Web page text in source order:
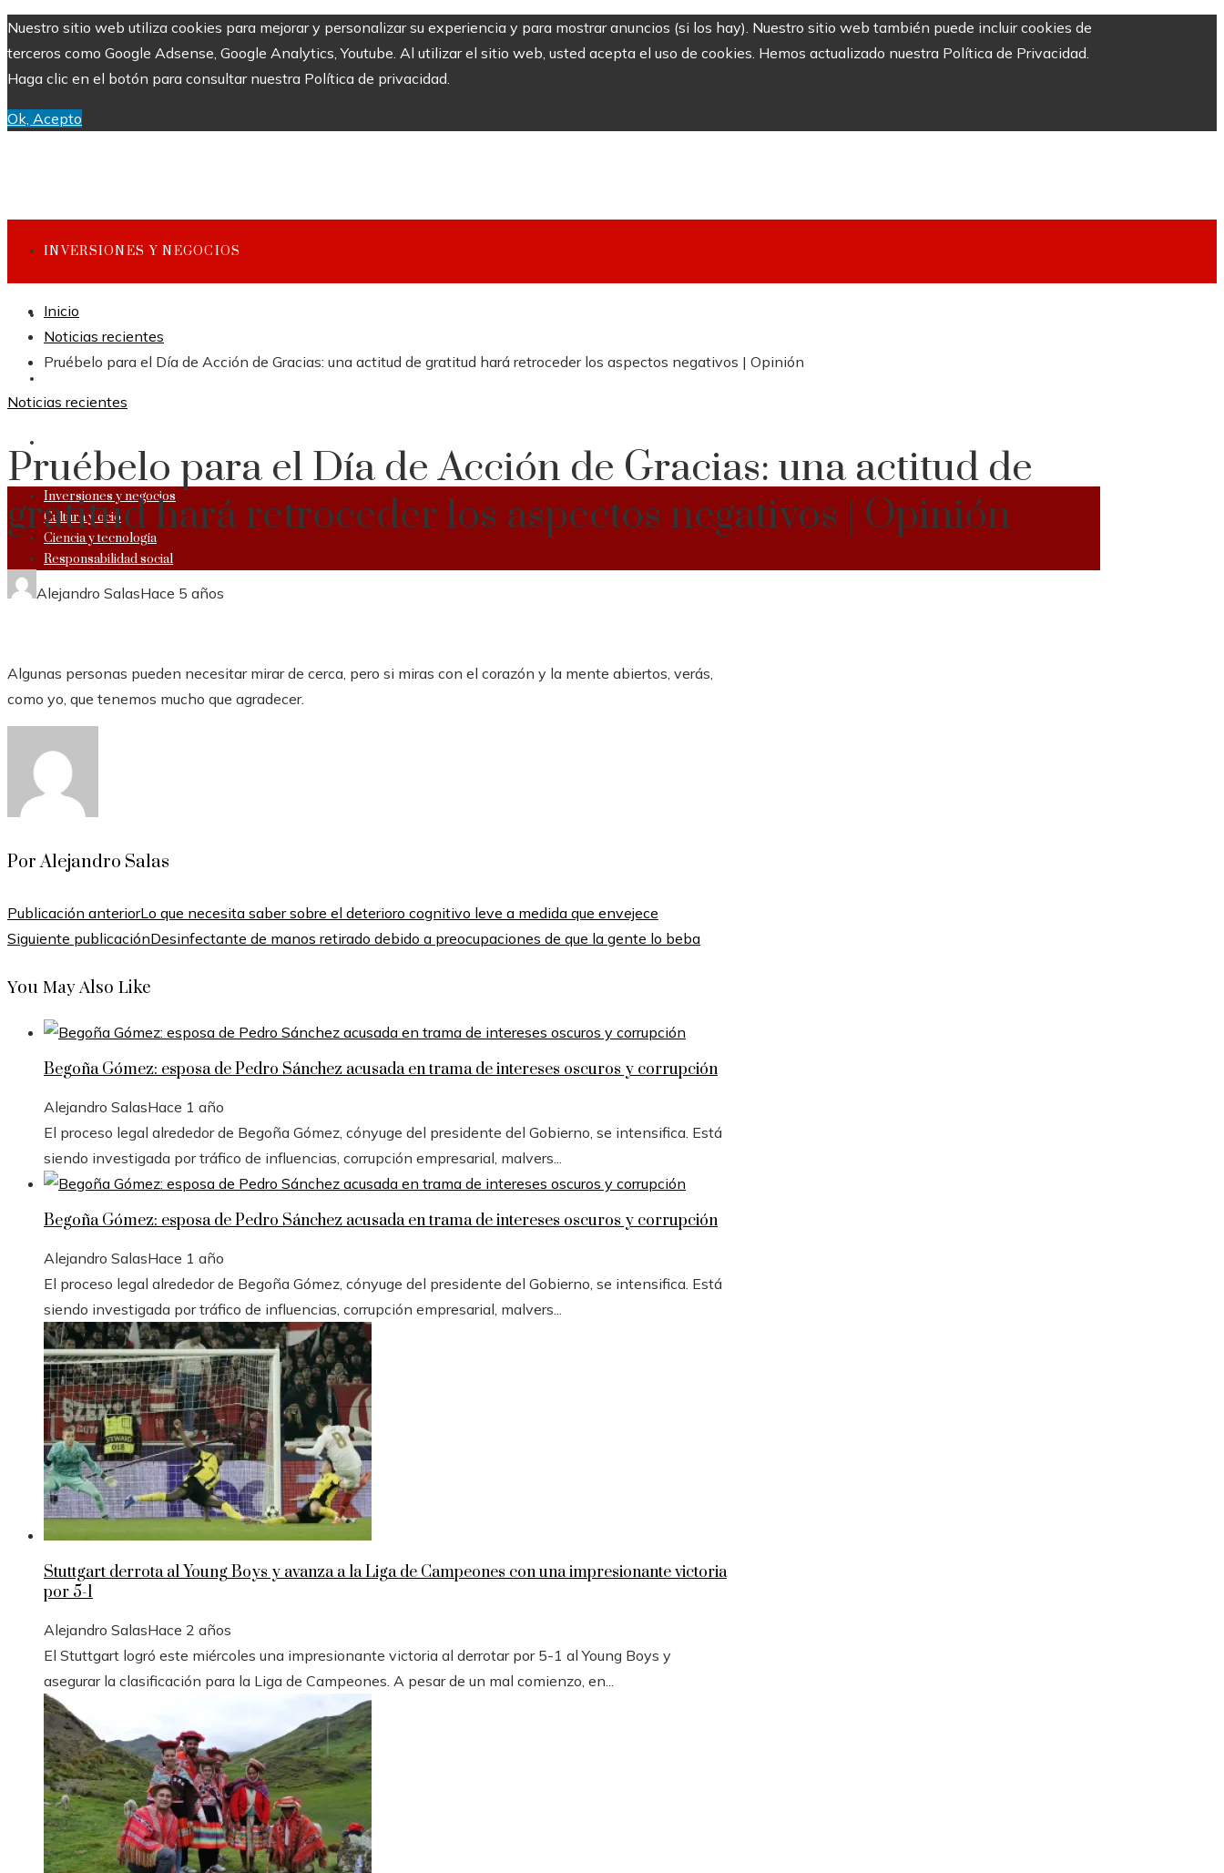
Nuestro sitio web utiliza cookies para mejorar y personalizar su experiencia y para mostrar anuncios (si los hay). Nuestro sitio web también puede incluir cookies de
terceros como Google Adsense, Google Analytics, Youtube. Al utilizar el sitio web, usted acepta el uso de cookies. Hemos actualizado nuestra Política de Privacidad.
Haga clic en el botón para consultar nuestra Política de privacidad.
Ok, Acepto
INVERSIONES Y NEGOCIOS
CULTURA Y OCIO
Inversiones y negocios
Cultura y ocio
Ciencia y tecnología
Responsabilidad social
Inicio
Noticias recientes
Pruébelo para el Día de Acción de Gracias: una actitud de gratitud hará retroceder los aspectos negativos | Opinión
Noticias recientes
Pruébelo para el Día de Acción de Gracias: una actitud de
gratitud hará retroceder los aspectos negativos | Opinión
Alejandro SalasHace 5 años
Algunas personas pueden necesitar mirar de cerca, pero si miras con el corazón y la mente abiertos, verás,
como yo, que tenemos mucho que agradecer.
Por Alejandro Salas
Publicación anteriorLo que necesita saber sobre el deterioro cognitivo leve a medida que envejece
Siguiente publicaciónDesinfectante de manos retirado debido a preocupaciones de que la gente lo beba
You May Also Like
Begoña Gómez: esposa de Pedro Sánchez acusada en trama de intereses oscuros y corrupción
Alejandro SalasHace 1 año
El proceso legal alrededor de Begoña Gómez, cónyuge del presidente del Gobierno, se intensifica. Está
siendo investigada por tráfico de influencias, corrupción empresarial, malvers...
Begoña Gómez: esposa de Pedro Sánchez acusada en trama de intereses oscuros y corrupción
Alejandro SalasHace 1 año
El proceso legal alrededor de Begoña Gómez, cónyuge del presidente del Gobierno, se intensifica. Está
siendo investigada por tráfico de influencias, corrupción empresarial, malvers...
Stuttgart derrota al Young Boys y avanza a la Liga de Campeones con una impresionante victoria
por 5-1
Alejandro SalasHace 2 años
El Stuttgart logró este miércoles una impresionante victoria al derrotar por 5-1 al Young Boys y
asegurar la clasificación para la Liga de Campeones. A pesar de un mal comienzo, en...